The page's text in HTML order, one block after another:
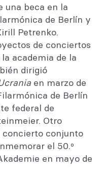
una beca en la
de Berlín y
Petrenko.
de conciertos
academia de la
dirigió
en marzo de
de Berlín
federal de
Otro
concierto conjunto
el 50.º
en mayo de